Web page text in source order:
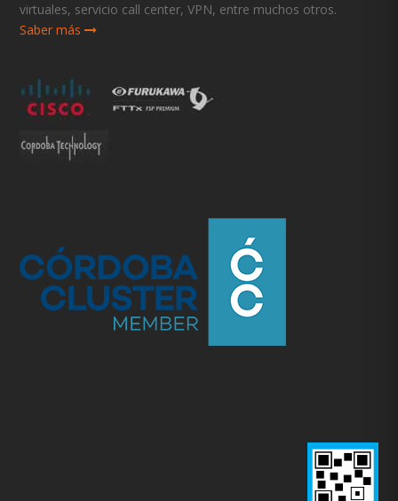
virtuales, servicio call center, VPN, entre muchos otros.
Saber más